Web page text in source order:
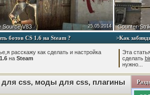
25.05.2014
Source V83 Counter-
ботов СS 1.6 на Steam ?
расскажу как сделать и настройка
на Steam
>Как
Эта
сделать
нужно...
css, моды для css, плагины